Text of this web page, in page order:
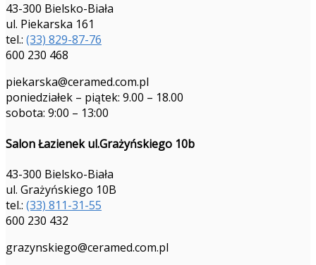
43-300 Bielsko-Biała
ul. Piekarska 161
tel.: (33) 829-87-76
600 230 468
piekarska@ceramed.com.pl
poniedziałek – piątek: 9.00 – 18.00
sobota: 9:00 – 13:00
Salon Łazienek ul.Grażyńskiego 10b
43-300 Bielsko-Biała
ul. Grażyńskiego 10B
tel.: (33) 811-31-55
600 230 432
grazynskiego@ceramed.com.pl